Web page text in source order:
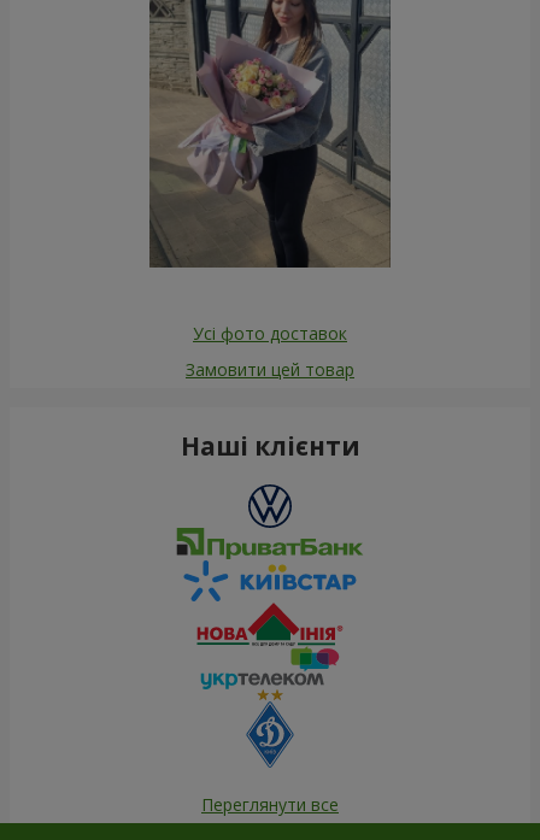
Усі фото доставок
Замовити цей товар
Наші клієнти
Переглянути все